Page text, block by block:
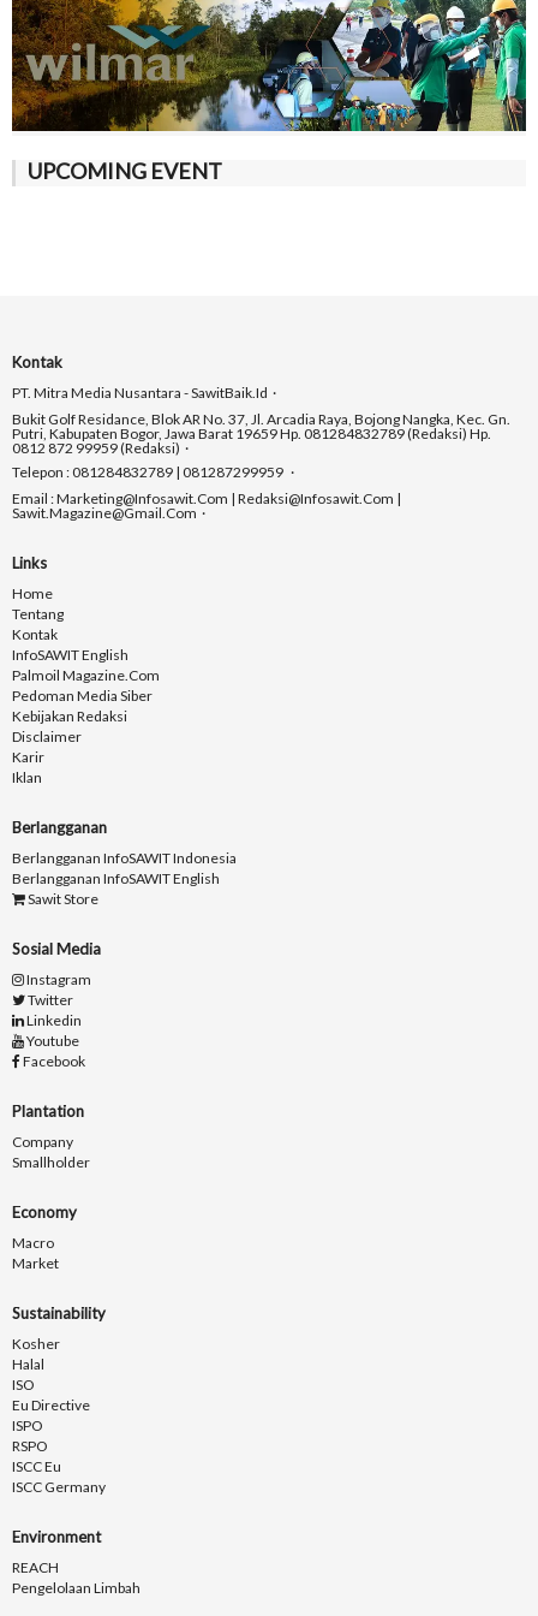
UPCOMING EVENT
Kontak
PT. Mitra Media Nusantara - SawitBaik.id
Bukit Golf Residance, Blok AR No. 37, Jl. Arcadia Raya, Bojong Nangka, Kec. Gn.
Putri, Kabupaten Bogor, Jawa Barat 19659 Hp. 081284832789 (Redaksi) Hp.
0812 872 99959 (Redaksi)
Telepon : 081284832789 | 081287299959
Email : Marketing@infosawit.com | Redaksi@infosawit.com |
Sawit.magazine@gmail.com
Links
Home
Tentang
Kontak
InfoSAWIT English
Palmoil Magazine.com
Pedoman Media Siber
Kebijakan Redaksi
Disclaimer
Karir
Iklan
Berlangganan
Berlangganan InfoSAWIT Indonesia
Berlangganan InfoSAWIT English
Sawit Store
Sosial Media
Instagram
Twitter
Linkedin
Youtube
Facebook
Plantation
Company
Smallholder
Economy
Macro
Market
Sustainability
Kosher
Halal
ISO
Eu Directive
ISPO
RSPO
ISCC Eu
ISCC Germany
Environment
REACH
Pengelolaan Limbah